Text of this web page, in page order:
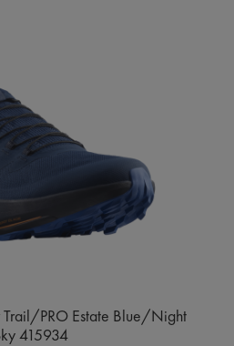
Trail/PRO Estate Blue/Night
415934